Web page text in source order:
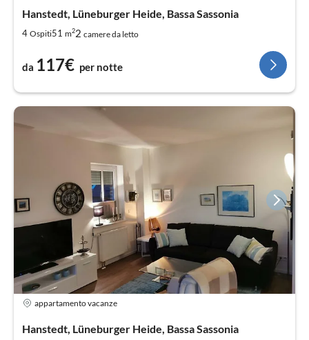
Hanstedt, Lüneburger Heide, Bassa Sassonia
4 Ospiti51 m22 camere da letto
da 117€ per notte
appartamento vacanze
Hanstedt, Lüneburger Heide, Bassa Sassonia